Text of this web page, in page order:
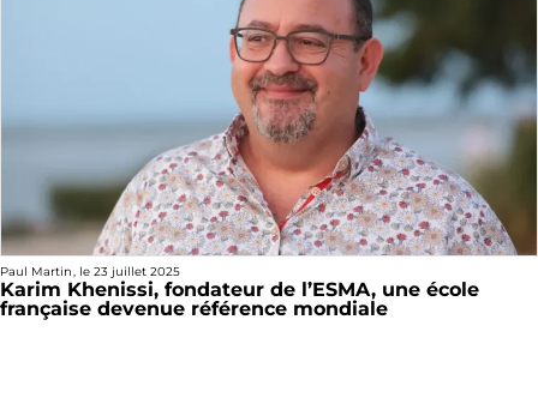
Paul Martin, le 23 juillet 2025
Karim Khenissi, fondateur de l’ESMA, une école
française devenue référence mondiale